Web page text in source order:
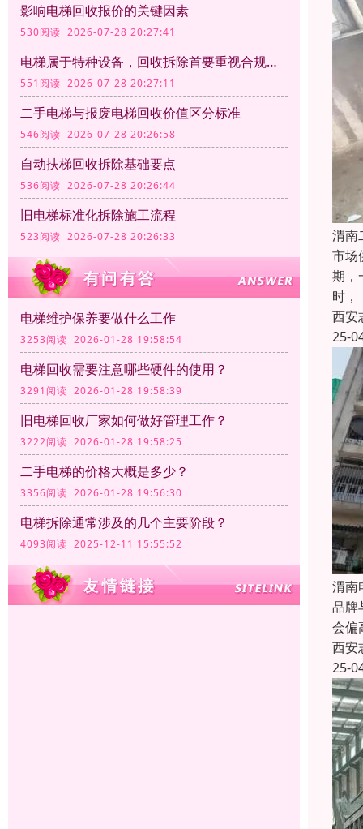
影响电梯回收报价的关键因素
530阅读 2026-07-28 20:27:41
电梯属于特种设备，回收拆除首要重视合规资质
551阅读 2026-07-28 20:27:11
二手电梯与报废电梯回收价值区分标准
546阅读 2026-07-28 20:26:58
自动扶梯回收拆除基础要点
536阅读 2026-07-28 20:26:44
旧电梯标准化拆除施工流程
523阅读 2026-07-28 20:26:33
电梯维护保养要做什么工作
3253阅读 2026-01-28 19:58:54
电梯回收需要注意哪些硬件的使用？
3291阅读 2026-01-28 19:58:39
旧电梯回收厂家如何做好管理工作？
3222阅读 2026-01-28 19:58:25
二手电梯的价格大概是多少？
3356阅读 2026-01-28 19:56:30
电梯拆除通常涉及的几个主要阶段？
4093阅读 2025-12-11 15:55:52
渭南
市场
期，
时，
西安
25-
渭南
品牌
会偏
西安
25-